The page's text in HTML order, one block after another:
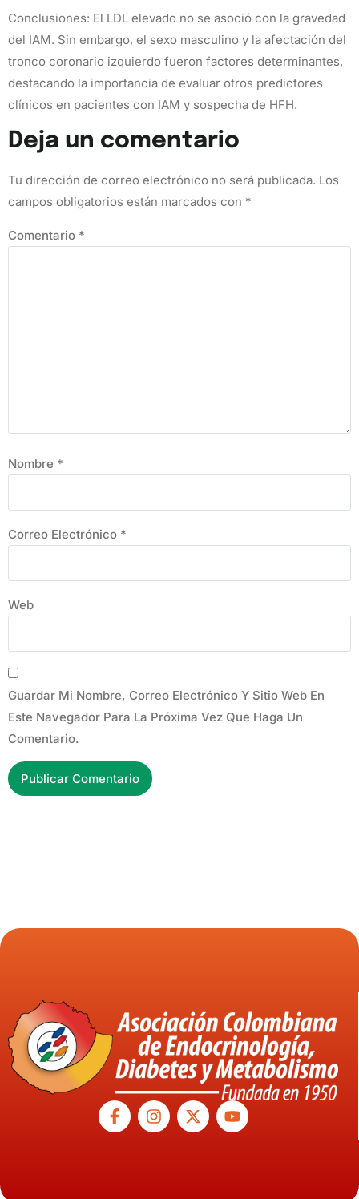
Conclusiones: El LDL elevado no se asoció con la gravedad
del IAM. Sin embargo, el sexo masculino y la afectación del
tronco coronario izquierdo fueron factores determinantes,
destacando la importancia de evaluar otros predictores
clínicos en pacientes con IAM y sospecha de HFH.
Deja un comentario
Tu dirección de correo electrónico no será publicada. Los
campos obligatorios están marcados con *
Comentario *
Nombre *
Correo Electrónico *
Web
Guardar Mi Nombre, Correo Electrónico Y Sitio Web En
Este Navegador Para La Próxima Vez Que Haga Un
Comentario.